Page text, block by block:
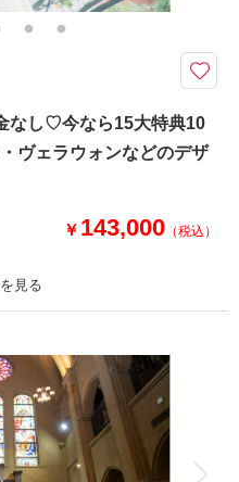
アーティフィシャル）・衣装小物
ご案内！衣装は事前のご試着が可
♪
らこそ、ロケ場所も豊富にご用意
なし♡今なら15大特典10
ヴェラウォンなどのデザ
￥ 143,000 （税込）
1着 新郎衣装1着
ク 小物一式
カット 台紙付写真
挙式